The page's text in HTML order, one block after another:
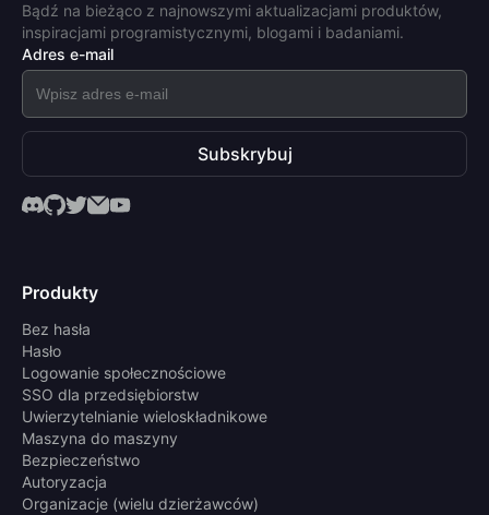
Bądź na bieżąco z najnowszymi aktualizacjami produktów,
inspiracjami programistycznymi, blogami i badaniami.
Adres e-mail
Subskrybuj
Produkty
Bez hasła
Hasło
Logowanie społecznościowe
SSO dla przedsiębiorstw
Uwierzytelnianie wieloskładnikowe
Maszyna do maszyny
Bezpieczeństwo
Autoryzacja
Organizacje (wielu dzierżawców)